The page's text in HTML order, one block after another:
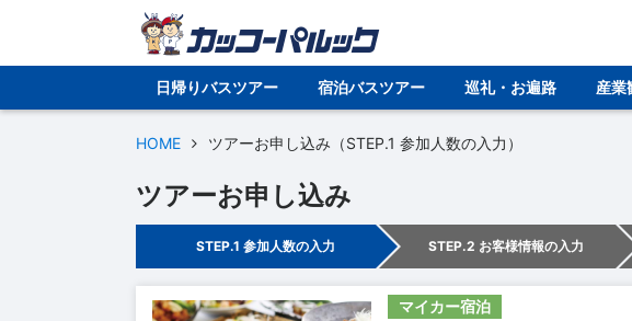
日帰りバスツアー 宿泊バスツアー 巡礼・お遍路 産業
HOME ツアーお申し込み（STEP.1 参加人数の入力）
ツアーお申し込み
STEP.1 参加人数の入力 STEP.2 お客様情報の入力
マイカー宿泊